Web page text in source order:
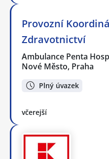
Provozní
Zdravotnictví
Ambulance Penta
Nové Město, Praha
Plný úvazek
včerejší